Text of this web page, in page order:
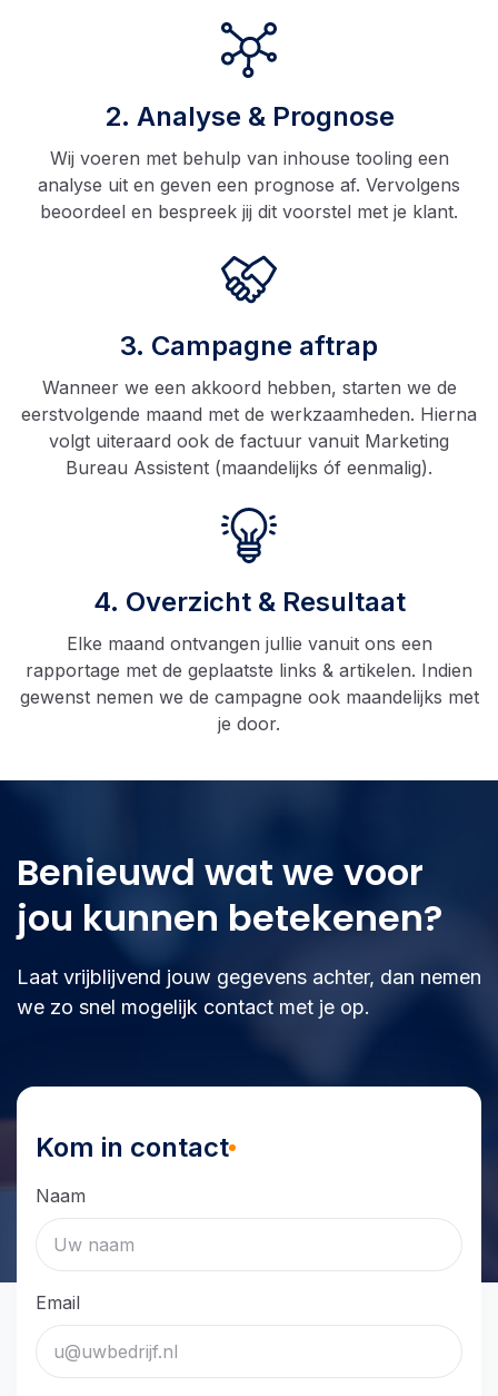
2. Analyse & Prognose
Wij voeren met behulp van inhouse tooling een
analyse uit en geven een prognose af. Vervolgens
beoordeel en bespreek jij dit voorstel met je klant.
3. Campagne aftrap
Wanneer we een akkoord hebben, starten we de
eerstvolgende maand met de werkzaamheden. Hierna
volgt uiteraard ook de factuur vanuit Marketing
Bureau Assistent (maandelijks óf eenmalig).
4. Overzicht & Resultaat
Elke maand ontvangen jullie vanuit ons een
rapportage met de geplaatste links & artikelen. Indien
gewenst nemen we de campagne ook maandelijks met
je door.
Benieuwd wat we voor
jou kunnen betekenen?
Laat vrijblijvend jouw gegevens achter, dan nemen
we zo snel mogelijk contact met je op.
Kom in contact
Naam
Email